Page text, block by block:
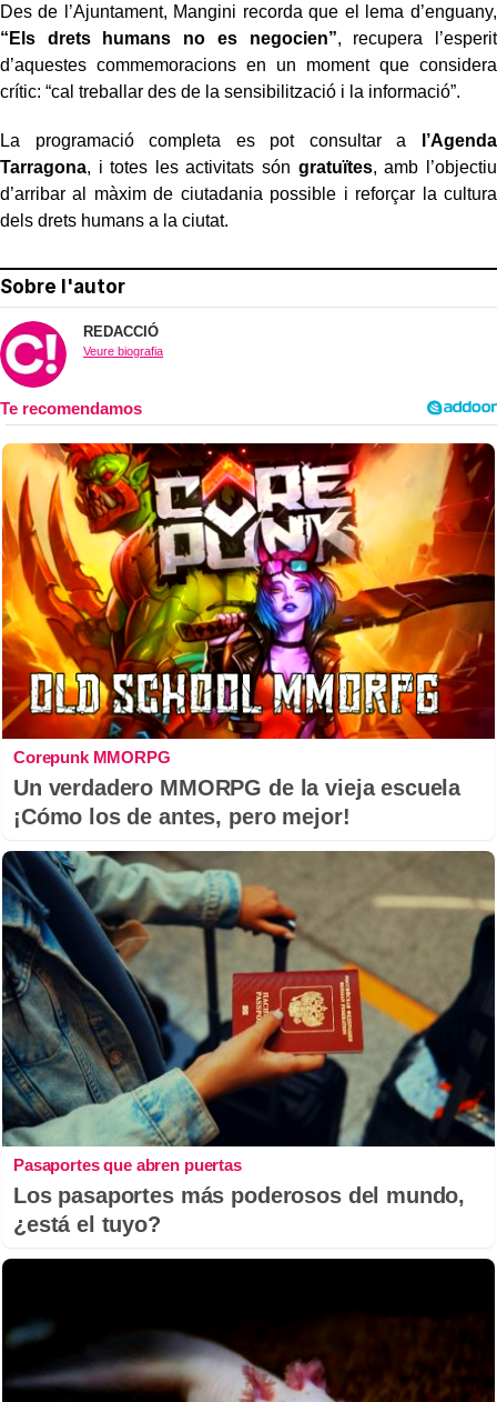
Des de l’Ajuntament, Mangini recorda que el lema d’enguany,
“Els drets humans no es negocien”, recupera l’esperit
d’aquestes commemoracions en un moment que considera
crític: “cal treballar des de la sensibilització i la informació”.
La programació completa es pot consultar a
l’Agenda
Tarragona, i totes les activitats són gratuïtes, amb l’objectiu
d’arribar al màxim de ciutadania possible i reforçar la cultura
dels drets humans a la ciutat.
Sobre l'autor
REDACCIÓ
Veure biografia
Corepunk MMORPG
Un verdadero MMORPG de la vieja escuela
¡Cómo los de antes, pero mejor!
Pasaportes que abren puertas
Los pasaportes más poderosos del mundo,
¿está el tuyo?